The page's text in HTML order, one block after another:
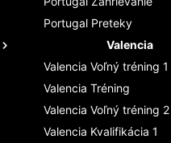
Portugal Preteky
Valencia
Valencia Voľný tréning 1
Valencia Tréning
Valencia Voľný tréning 2
Valencia Kvalifikácia 1